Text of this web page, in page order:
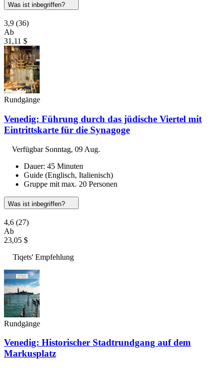
Was ist inbegriffen?
3,9 (36)
Ab
31,11 $
Rundgänge
Venedig: Führung durch das jüdische Viertel mit
Eintrittskarte für die Synagoge
Verfügbar Sonntag, 09 Aug.
Dauer: 45 Minuten
Guide (Englisch, Italienisch)
Gruppe mit max. 20 Personen
Was ist inbegriffen?
4,6 (27)
Ab
23,05 $
Tiqets' Empfehlung
Rundgänge
Venedig: Historischer Stadtrundgang auf dem
Markusplatz